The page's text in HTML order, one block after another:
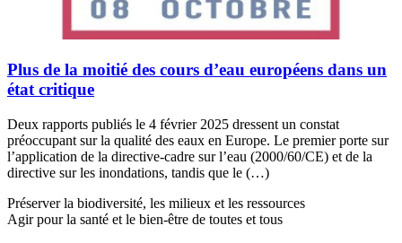
Plus de la moitié des cours d’eau européens dans un
état critique
Deux rapports publiés le 4 février 2025 dressent un constat
préoccupant sur la qualité des eaux en Europe. Le premier porte sur
l’application de la directive-cadre sur l’eau (2000/60/CE) et de la
directive sur les inondations, tandis que le (…)
Préserver la biodiversité, les milieux et les ressources
Agir pour la santé et le bien-être de toutes et tous